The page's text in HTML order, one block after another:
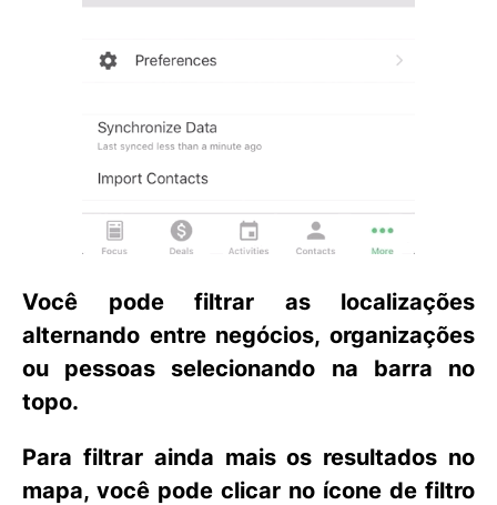
Você pode filtrar as localizações
alternando entre negócios, organizações
ou pessoas selecionando na barra no
topo.
Para filtrar ainda mais os resultados no
mapa, você pode clicar no ícone de filtro